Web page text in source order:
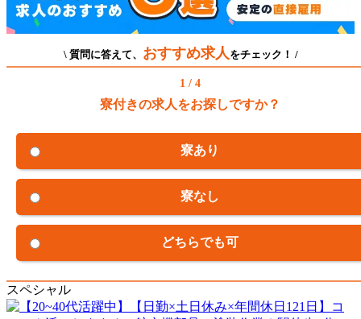
\ 質問に答えて、 おすすめ求人 をチェック！ /
1 / 4
寮付きの求人をお探しですか？
寮あり
寮なし
どちらでも可
スペシャル